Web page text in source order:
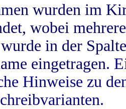
wurden im
wobei
in der
eingetragen.
Hinweise zu